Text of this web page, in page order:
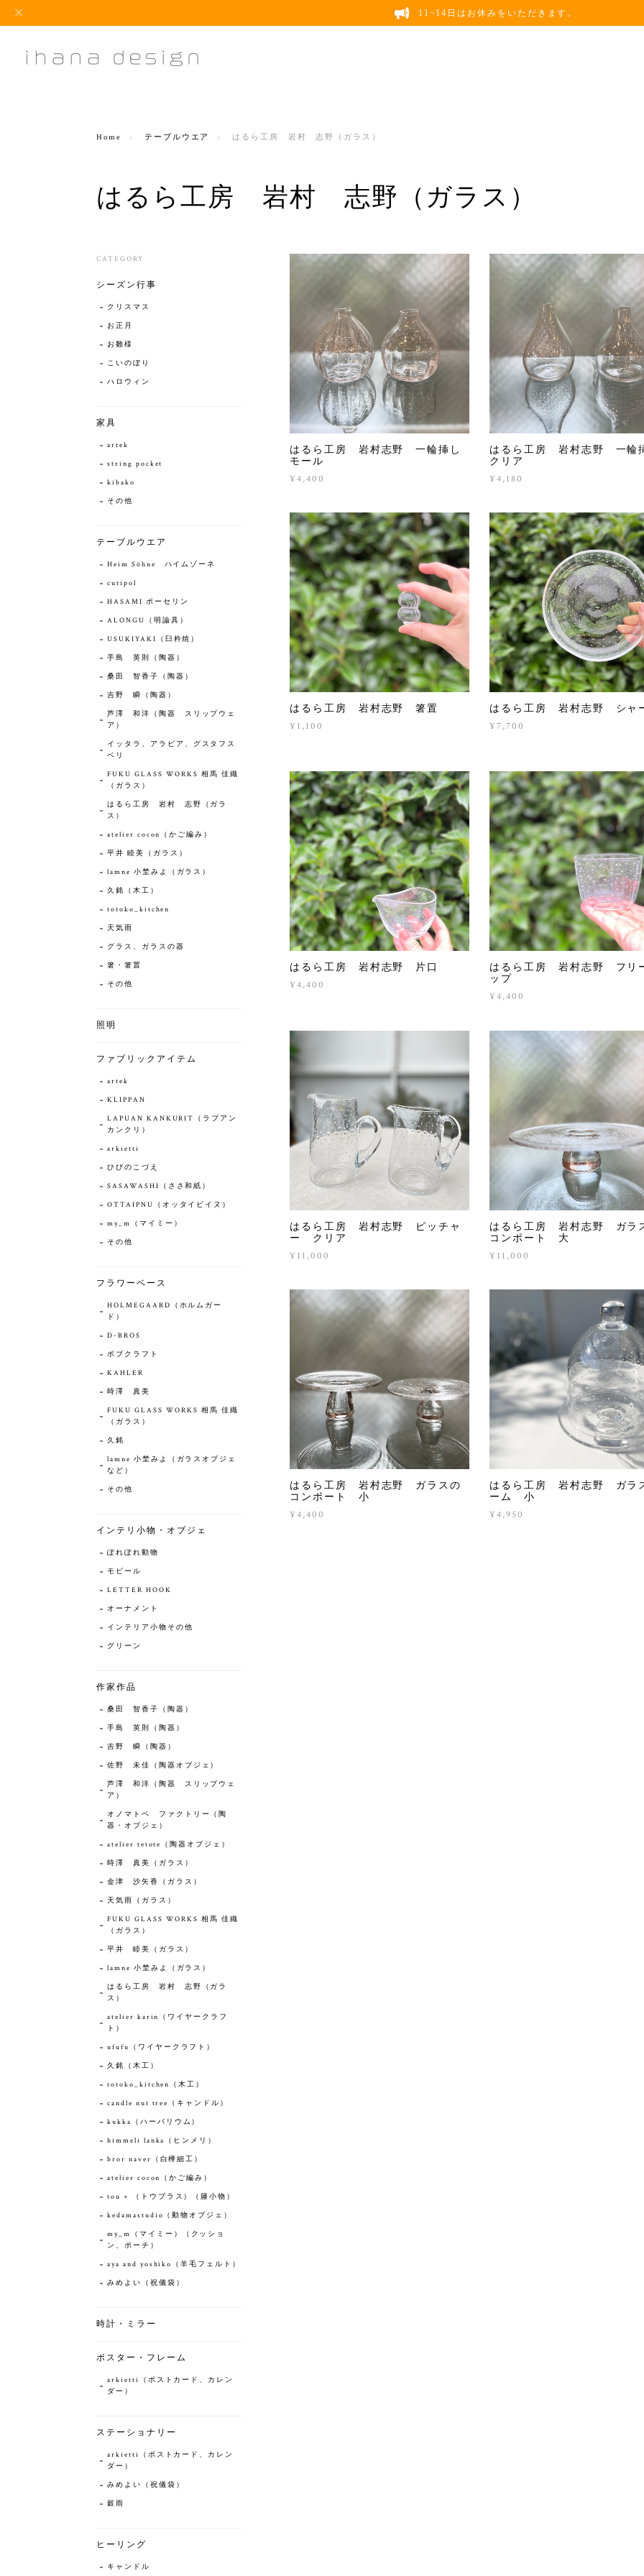
11~14日はお休みをいただきます。
Home テーブルウエア はるら工房 岩村 志野（ガラス）
はるら工房 岩村 志野（ガラス）
はるら工房 岩村志野 一輪挿し
モール
¥4,400
はるら工房 岩村志野 一輪
クリア
¥4,180
はるら工房 岩村志野 箸置
¥1,100
はるら工房 岩村志野 シャ
¥7,700
はるら工房 岩村志野 片口
¥4,400
はるら工房 岩村志野 フリ
ップ
¥4,400
はるら工房 岩村志野 ピッチャ
ー クリア
¥11,000
はるら工房 岩村志野 ガラ
コンポート 大
¥11,000
はるら工房 岩村志野 ガラスの
コンポート 小
¥4,400
はるら工房 岩村志野 ガラ
ーム 小
¥4,950
CATEGORY
シーズン行事
クリスマス
お正月
お雛様
こいのぼり
ハロウィン
家具
artek
string pocket
kibako
その他
テーブルウエア
Heim Söhne ハイムゾーネ
cutipol
HASAMI ポーセリン
ALONGU（明論具）
USUKIYAKI（臼杵焼）
手島 英則（陶器）
桑田 智香子（陶器）
吉野 瞬（陶器）
芦澤 和洋（陶器 スリップウェ
ア）
イッタラ、アラビア、グスタフス
ベリ
FUKU GLASS WORKS 相馬 佳織
（ガラス）
はるら工房 岩村 志野（ガラ
ス）
atelier cocon（かご編み）
平井 睦美（ガラス）
lamne 小埜みよ（ガラス）
久銘（木工）
totoko_kitchen
天気雨
グラス、ガラスの器
箸・箸置
その他
照明
ファブリックアイテム
artek
KLIPPAN
LAPUAN KANKURIT（ラプアン
カンクリ）
arkietti
ひびのこづえ
SASAWASHI（ささ和紙）
OTTAIPNU（オッタイピイヌ）
my_m（マイミー）
その他
フラワーベース
HOLMEGAARD（ホルムガー
ド）
D-BROS
ボブクラフト
KAHLER
時澤 真美
FUKU GLASS WORKS 相馬 佳織
（ガラス）
久銘
lamne 小埜みよ（ガラスオブジェ
など）
その他
インテリ小物・オブジェ
ぽれぽれ動物
モビール
LETTER HOOK
オーナメント
インテリア小物その他
グリーン
作家作品
桑田 智香子（陶器）
手島 英則（陶器）
吉野 瞬（陶器）
佐野 未佳（陶器オブジェ）
芦澤 和洋（陶器 スリップウェ
ア）
オノマトペ ファクトリー（陶
器・オブジェ）
atelier tetote（陶器オブジェ）
時澤 真美（ガラス）
金津 沙矢香（ガラス）
天気雨（ガラス）
FUKU GLASS WORKS 相馬 佳織
（ガラス）
平井 睦美（ガラス）
lamne 小埜みよ（ガラス）
はるら工房 岩村 志野（ガラ
ス）
atelier karin（ワイヤークラフ
ト）
ufufu（ワイヤークラフト）
久銘（木工）
totoko_kitchen（木工）
candle nut tree（キャンドル）
kukka（ハーバリウム）
himmeli lanka（ヒンメリ）
bror naver（白樺細工）
atelier cocon（かご編み）
tou + （トウプラス）（籐小物）
kedamastudio（動物オブジェ）
my_m（マイミー）（クッショ
ン、ポーチ）
aya and yoshiko（羊毛フェルト）
みめよい（祝儀袋）
時計・ミラー
ポスター・フレーム
arkietti（ポストカード、カレン
ダー）
ステーショナリー
arkietti（ポストカード、カレン
ダー）
みめよい（祝儀袋）
穀雨
ヒーリング
キャンドル